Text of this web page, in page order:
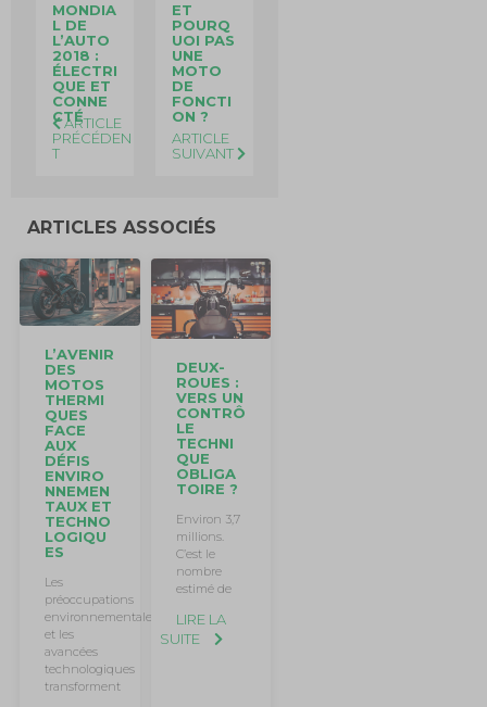
MONDIA
L DE
L’AUTO
2018 :
ÉLECTRI
QUE ET
CONNE
CTÉ
ARTICLE
PRÉCÉDEN
T
ET
POURQ
UOI PAS
UNE
MOTO
DE
FONCTI
ON ?
ARTICLE
SUIVANT
ARTICLES ASSOCIÉS
L’AVENIR
DES
MOTOS
THERMI
QUES
FACE
AUX
DÉFIS
ENVIRO
NNEMEN
TAUX ET
TECHNO
LOGIQU
ES
Les
préoccupations
environnementales
et les
avancées
technologiques
transforment
DEUX-
ROUES :
VERS UN
CONTRÔ
LE
TECHNI
QUE
OBLIGA
TOIRE ?
Environ 3,7
millions.
C’est le
nombre
estimé de
LIRE LA
SUITE